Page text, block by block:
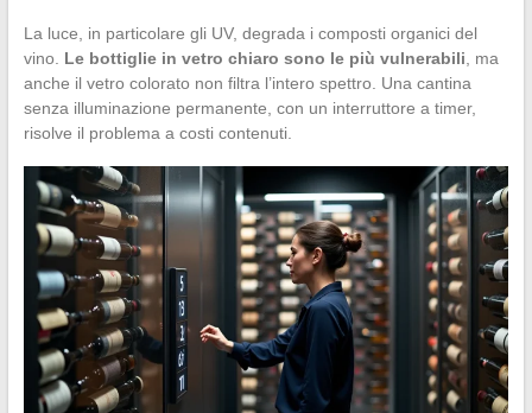
La luce, in particolare gli UV, degrada i composti organici del
vino. Le bottiglie in vetro chiaro sono le più vulnerabili, ma
anche il vetro colorato non filtra l’intero spettro. Una cantina
senza illuminazione permanente, con un interruttore a timer,
risolve il problema a costi contenuti.